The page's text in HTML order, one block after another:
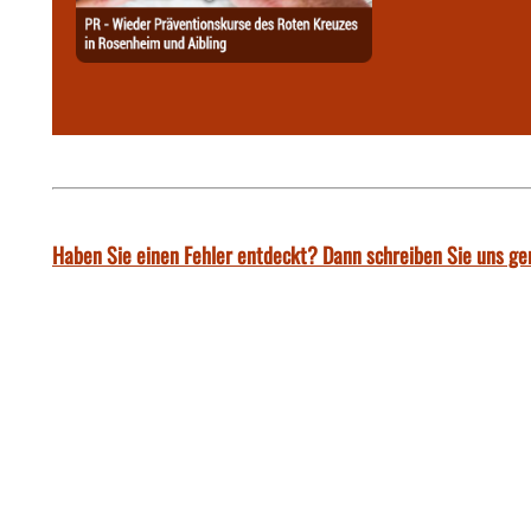
Haben Sie einen Fehler entdeckt? Dann schreiben Sie uns